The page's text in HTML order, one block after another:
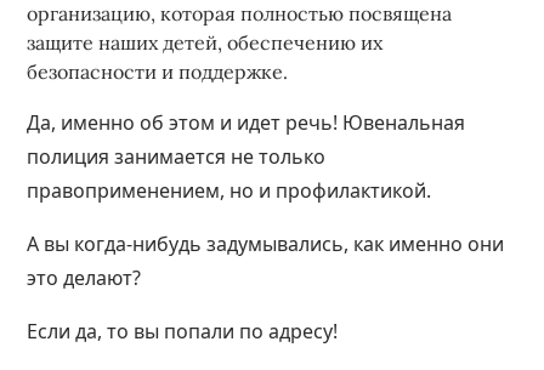
организацию, которая полностью посвящена
защите наших детей, обеспечению их
безопасности и поддержке.
Да, именно об этом и идет речь! Ювенальная
полиция занимается не только
правоприменением, но и профилактикой.
А вы когда-нибудь задумывались, как именно они
это делают?
Если да, то вы попали по адресу!